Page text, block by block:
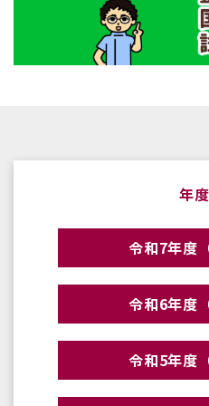
年
令和7年度
令和6年度
令和5年度